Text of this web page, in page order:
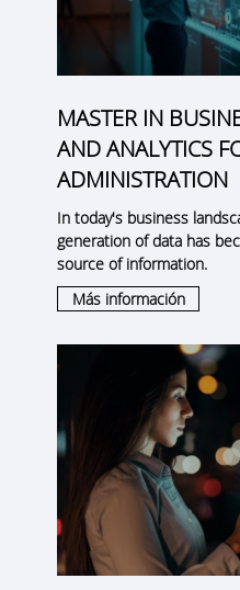
MASTER IN
AND ANALYTICS
ADMINISTRATION
In today's business
generation of data has
source of information.
Más información